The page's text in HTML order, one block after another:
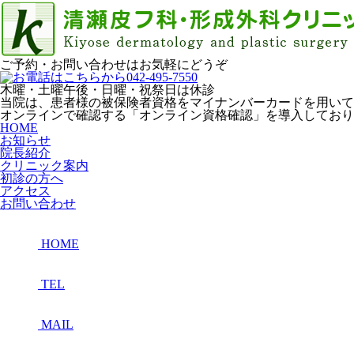
ご予約・お問い合わせはお気軽にどうぞ
木曜・土曜午後・日曜・祝祭日は休診
当院は、患者様の被保険者資格をマイナンバーカードを用いて
オンラインで確認する「オンライン資格確認」を導入してお
HOME
お知らせ
院長紹介
クリニック案内
初診の方へ
アクセス
お問い合わせ
HOME
TEL
MAIL